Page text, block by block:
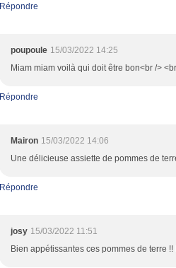
Répondre
poupoule 15/03/2022 14:25
Miam miam voilà qui doit être bon<br />
Répondre
Mairon 15/03/2022 14:06
Une délicieuse assiette de pommes de
Répondre
josy 15/03/2022 11:51
Bien appétissantes ces pommes de terre !!